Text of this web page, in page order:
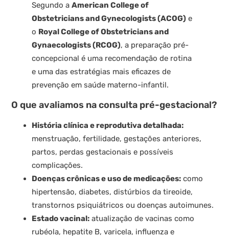
Segundo aAmerican College of
Obstetricians and Gynecologists (ACOG) e
o Royal College of Obstetricians and
Gynaecologists (RCOG), a preparação pré-
concepcional é uma recomendação de rotina
e uma das estratégias mais eficazes de
prevenção em saúde materno-infantil.
O que avaliamos na consulta pré-gestacional?
História clínica e reprodutiva detalhada:
menstruação, fertilidade, gestações anteriores,
partos, perdas gestacionais e possíveis
complicações.
Doenças crônicas e uso de medicações: como
hipertensão, diabetes, distúrbios da tireoide,
transtornos psiquiátricos ou doenças autoimunes.
Estado vacinal: atualização de vacinas como
rubéola, hepatite B, varicela, influenza e